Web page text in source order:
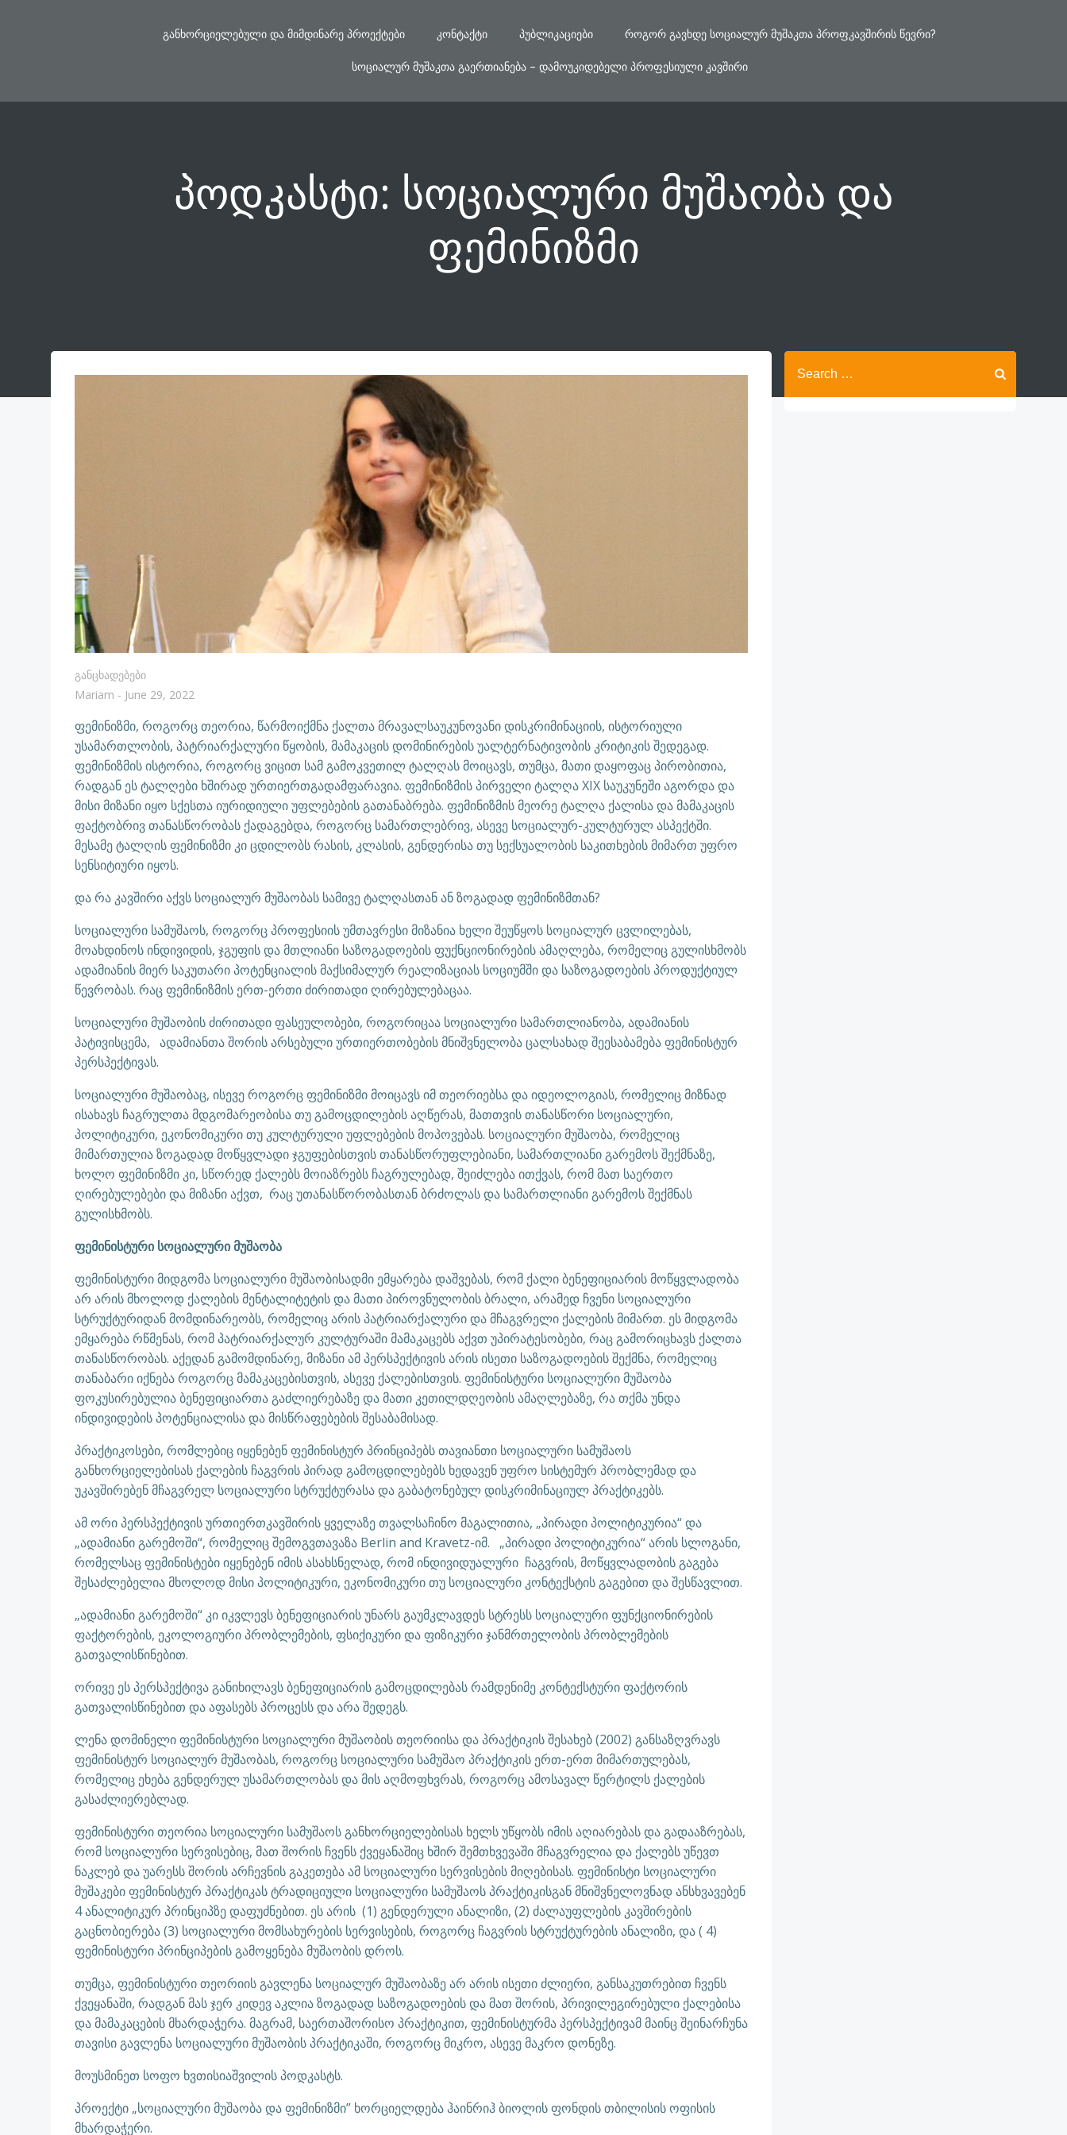
ᲒᲐᲜᲮᲝᲠᲪᲘᲔᲚᲔᲑᲣᲚᲘ ᲓᲐ ᲛᲘᲛᲓᲘᲜᲐᲠᲔ ᲞᲠᲝᲔᲥᲢᲔᲑᲘ ᲙᲝᲜᲢᲐᲥᲢᲘ ᲞᲣᲑᲚᲘᲙᲐᲪᲘᲔᲑᲘ ᲠᲝᲒᲝᲠ ᲒᲐᲕᲮᲓᲔ ᲡᲝᲪᲘᲐᲚᲣᲠ ᲛᲣᲨᲐᲙᲗᲐ ᲞᲠᲝᲤᲙᲐᲕᲨᲘᲠᲘᲡ ᲬᲔᲕᲠᲘ?
ᲡᲝᲪᲘᲐᲚᲣᲠ ᲛᲣᲨᲐᲙᲗᲐ ᲒᲐᲔᲠᲗᲘᲐᲜᲔᲑᲐ – ᲓᲐᲛᲝᲣᲙᲘᲓᲔᲑᲔᲚᲘ ᲞᲠᲝᲤᲔᲡᲘᲣᲚᲘ ᲙᲐᲕᲨᲘᲠᲘ
პოდკასტი: სოციალური მუშაობა და
ფემინიზმი
Განცხადებები
Mariam - June 29, 2022
ფემინიზმი, როგორც თეორია, წარმოიქმნა ქალთა მრავალსაუკუნოვანი დისკრიმინაციის, ისტორიული
უსამართლობის, პატრიარქალური წყობის, მამაკაცის დომინირების უალტერნატივობის კრიტიკის შედეგად.
ფემინიზმის ისტორია, როგორც ვიცით სამ გამოკვეთილ ტალღას მოიცავს, თუმცა, მათი დაყოფაც პირობითია,
რადგან ეს ტალღები ხშირად ურთიერთგადამფარავია. ფემინიზმის პირველი ტალღა XIX საუკუნეში აგორდა და
მისი მიზანი იყო სქესთა იურიდიული უფლებების გათანაბრება. ფემინიზმის მეორე ტალღა ქალისა და მამაკაცის
ფაქტობრივ თანასწორობას ქადაგებდა, როგორც სამართლებრივ, ასევე სოციალურ-კულტურულ ასპექტში.
მესამე ტალღის ფემინიზმი კი ცდილობს რასის, კლასის, გენდერისა თუ სექსუალობის საკითხების მიმართ უფრო
სენსიტიური იყოს.
და რა კავშირი აქვს სოციალურ მუშაობას სამივე ტალღასთან ან ზოგადად ფემინიზმთან?
სოციალური სამუშაოს, როგორც პროფესიის უმთავრესი მიზანია ხელი შეუწყოს სოციალურ ცვლილებას,
მოახდინოს ინდივიდის, ჯგუფის და მთლიანი საზოგადოების ფუქნციონირების ამაღლება, რომელიც გულისხმობს
ადამიანის მიერ საკუთარი პოტენციალის მაქსიმალურ რეალიზაციას სოციუმში და საზოგადოების პროდუქტიულ
წევრობას. რაც ფემინიზმის ერთ-ერთი ძირითადი ღირებულებაცაა.
სოციალური მუშაობის ძირითადი ფასეულობები, როგორიცაა სოციალური სამართლიანობა, ადამიანის
პატივისცემა, ადამიანთა შორის არსებული ურთიერთობების მნიშვნელობა ცალსახად შეესაბამება ფემინისტურ
პერსპექტივას.
სოციალური მუშაობაც, ისევე როგორც ფემინიზმი მოიცავს იმ თეორიებსა და იდეოლოგიას, რომელიც მიზნად
ისახავს ჩაგრულთა მდგომარეობისა თუ გამოცდილების აღწერას, მათთვის თანასწორი სოციალური,
პოლიტიკური, ეკონომიკური თუ კულტურული უფლებების მოპოვებას. სოციალური მუშაობა, რომელიც
მიმართულია ზოგადად მოწყვლადი ჯგუფებისთვის თანასწორუფლებიანი, სამართლიანი გარემოს შექმნაზე,
ხოლო ფემინიზმი კი, სწორედ ქალებს მოიაზრებს ჩაგრულებად, შეიძლება ითქვას, რომ მათ საერთო
ღირებულებები და მიზანი აქვთ, რაც უთანასწორობასთან ბრძოლას და სამართლიანი გარემოს შექმნას
გულისხმობს.
ფემინისტური სოციალური მუშაობა
ფემინისტური მიდგომა სოციალური მუშაობისადმი ემყარება დაშვებას, რომ ქალი ბენეფიციარის მოწყვლადობა
არ არის მხოლოდ ქალების მენტალიტეტის და მათი პიროვნულობის ბრალი, არამედ ჩვენი სოციალური
სტრუქტურიდან მომდინარეობს, რომელიც არის პატრიარქალური და მჩაგვრელი ქალების მიმართ. ეს მიდგომა
ემყარება რწმენას, რომ პატრიარქალურ კულტურაში მამაკაცებს აქვთ უპირატესობები, რაც გამორიცხავს ქალთა
თანასწორობას. აქედან გამომდინარე, მიზანი ამ პერსპექტივის არის ისეთი საზოგადოების შექმნა, რომელიც
თანაბარი იქნება როგორც მამაკაცებისთვის, ასევე ქალებისთვის. ფემინისტური სოციალური მუშაობა
ფოკუსირებულია ბენეფიციართა გაძლიერებაზე და მათი კეთილდღეობის ამაღლებაზე, რა თქმა უნდა
ინდივიდების პოტენციალისა და მისწრაფებების შესაბამისად.
პრაქტიკოსები, რომლებიც იყენებენ ფემინისტურ პრინციპებს თავიანთი სოციალური სამუშაოს
განხორციელებისას ქალების ჩაგვრის პირად გამოცდილებებს ხედავენ უფრო სისტემურ პრობლემად და
უკავშირებენ მჩაგვრელ სოციალური სტრუქტურასა და გაბატონებულ დისკრიმინაციულ პრაქტიკებს.
ამ ორი პერსპექტივის ურთიერთკავშირის ყველაზე თვალსაჩინო მაგალითია, „პირადი პოლიტიკურია“ და
„ადამიანი გარემოში“, რომელიც შემოგვთავაზა Berlin and Kravetz-იმ. „პირადი პოლიტიკურია“ არის სლოგანი,
რომელსაც ფემინისტები იყენებენ იმის ასახსნელად, რომ ინდივიდუალური ჩაგვრის, მოწყვლადობის გაგება
შესაძლებელია მხოლოდ მისი პოლიტიკური, ეკონომიკური თუ სოციალური კონტექსტის გაგებით და შესწავლით.
„ადამიანი გარემოში“ კი იკვლევს ბენეფიციარის უნარს გაუმკლავდეს სტრესს სოციალური ფუნქციონირების
ფაქტორების, ეკოლოგიური პრობლემების, ფსიქიკური და ფიზიკური ჯანმრთელობის პრობლემების
გათვალისწინებით.
ორივე ეს პერსპექტივა განიხილავს ბენეფიციარის გამოცდილებას რამდენიმე კონტექსტური ფაქტორის
გათვალისწინებით და აფასებს პროცესს და არა შედეგს.
ლენა დომინელი ფემინისტური სოციალური მუშაობის თეორიისა და პრაქტიკის შესახებ (2002) განსაზღვრავს
ფემინისტურ სოციალურ მუშაობას, როგორც სოციალური სამუშაო პრაქტიკის ერთ-ერთ მიმართულებას,
რომელიც ეხება გენდერულ უსამართლობას და მის აღმოფხვრას, როგორც ამოსავალ წერტილს ქალების
გასაძლიერებლად.
ფემინისტური თეორია სოციალური სამუშაოს განხორციელებისას ხელს უწყობს იმის აღიარებას და გადააზრებას,
რომ სოციალური სერვისებიც, მათ შორის ჩვენს ქვეყანაშიც ხშირ შემთხვევაში მჩაგვრელია და ქალებს უწევთ
ნაკლებ და უარესს შორის არჩევნის გაკეთება ამ სოციალური სერვისების მიღებისას. ფემინისტი სოციალური
მუშაკები ფემინისტურ პრაქტიკას ტრადიციული სოციალური სამუშაოს პრაქტიკისგან მნიშვნელოვნად ანსხვავებენ
4 ანალიტიკურ პრინციპზე დაფუძნებით. ეს არის (1) გენდერული ანალიზი, (2) ძალაუფლების კავშირების
გაცნობიერება (3) სოციალური მომსახურების სერვისების, როგორც ჩაგვრის სტრუქტურების ანალიზი, და ( 4)
ფემინისტური პრინციპების გამოყენება მუშაობის დროს.
თუმცა, ფემინისტური თეორიის გავლენა სოციალურ მუშაობაზე არ არის ისეთი ძლიერი, განსაკუთრებით ჩვენს
ქვეყანაში, რადგან მას ჯერ კიდევ აკლია ზოგადად საზოგადოების და მათ შორის, პრივილეგირებული ქალებისა
და მამაკაცების მხარდაჭერა. მაგრამ, საერთაშორისო პრაქტიკით, ფემინისტურმა პერსპექტივამ მაინც შეინარჩუნა
თავისი გავლენა სოციალური მუშაობის პრაქტიკაში, როგორც მიკრო, ასევე მაკრო დონეზე.
მოუსმინეთ სოფო ხვთისიაშვილის პოდკასტს.
პროექტი „სოციალური მუშაობა და ფემინიზმი” ხორციელდება ჰაინრიჰ ბიოლის ფონდის თბილისის ოფისის
მხარდაჭერი.